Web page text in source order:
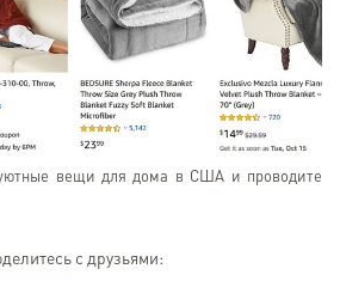
вещи для дома в США и проводите
с друзьями: